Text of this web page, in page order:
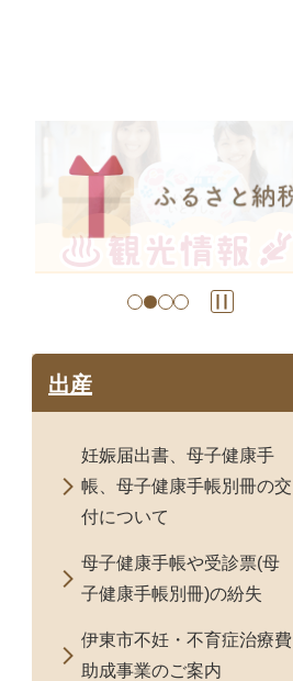
ド
出産
妊娠届出書、母子健康手
帳、母子健康手帳別冊の交
付について
母子健康手帳や受診票(母
子健康手帳別冊)の紛失
伊東市不妊・不育症治療費
助成事業のご案内